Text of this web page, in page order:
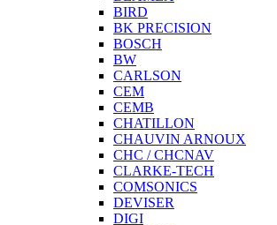
BIRD
BK PRECISION
BOSCH
BW
CARLSON
CEM
CEMB
CHATILLON
CHAUVIN ARNOUX
CHC / CHCNAV
CLARKE-TECH
COMSONICS
DEVISER
DIGI